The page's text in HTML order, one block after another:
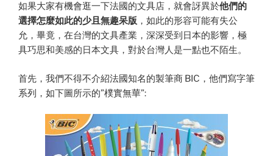
如果大家有機會逛一下法國的文具店，就會訝異於他們的
選擇怎麼如此的少且無趣呆版 ，如此的形容可能有失公
允，畢竟，在台灣的文具產業，深深受到日本的影響，極
具巧思和美感的日本文具，對於台灣人是一點也不陌生。
首先，我們不得不介紹法國知名的製筆商 BIC，他們寫字筆
系列，如下圖所示的”樸實無華”: